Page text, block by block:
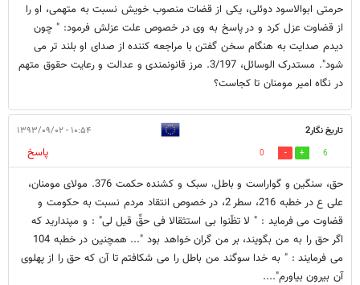
حرمتی ابوالاسود دوئلی، یکی از قضات منصوب خویش نسبت به متهمی، او را
از قضاوت عزل کرد و در پاسخ به وی در خصوص علت عزلش فرمود: " چون
دیدم صدایت به هنگام سخن گفتن با مراجعه کننده از صدای او بلند تر می
شود". مستدرک الوسائل، 3/197. مرز قانونمندی و عدالت و رعایت حقوق متهم
در نگاه امیر مومنان تا کجاست؟
تاریخ نگار2 ۱۰:۵۴ - ۱۳۹۳/۰۹/۰۲
6
0
پاسخ
حق، سنگین و گواراست و باطل، سبک و کشنده حکمت 376. مولای مومنان،
علی ع در خطبه 216، سطر 2، در خصوص انتقاد مردم نسبت به حکومت و
قضاوت می فرماید : " لا تظّنوا بی استثقالا فی حقِّ قیل لی" : و مپندارید که
اگر حق را به من بگویند، بر من گران خواهد بود "... همچنین در خطبه 104
می فرمایند : " به خدا سوگند من باطل را می شکافتم تا آن که حق را از پهلوی
آن بیرون بیاورم"....